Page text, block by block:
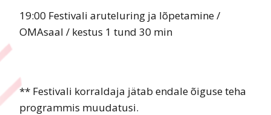
19:00 Festivali aruteluring ja lõpetamine /
OMAsaal / kestus 1 tund 30 min
** Festivali korraldaja jätab endale õiguse teha
programmis muudatusi.